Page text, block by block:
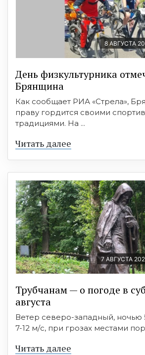
8 АВГУСТА
День физкультурника
Брянщина
Как сообщает РИА «Стрела»,
праву гордится своими
традициями. На ...
Читать далее
7 АВГУСТА
Трубчанам — о погоде в
августа
Ветер северо-западный, ночью
7-12 м/с, при грозах местами
Читать далее